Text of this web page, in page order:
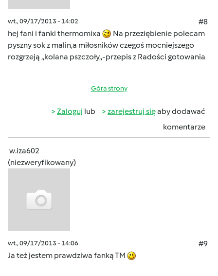
wt., 09/17/2013 - 14:02
#8
hej fani i fanki thermomixa
Na przeziębienie polecam
pyszny sok z malin,a miłosników czegoś mocniejszego
rozgrzeją ,,kolana pszczoły,,-przepis z Radości gotowania
Góra strony
Zaloguj lub zarejestruj sięaby dodawać
komentarze
w.iza602
(niezweryfikowany)
wt., 09/17/2013 - 14:06
#9
Ja też jestem prawdziwa fanką TM